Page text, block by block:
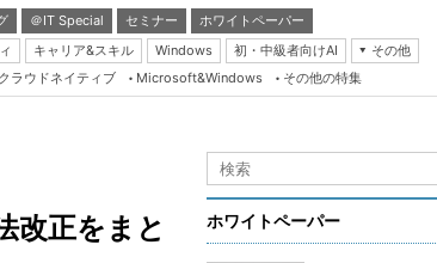
＠IT Special セミナー
ホワイトペーパー
キャリア&スキル Windows 初・中級者向けAI
その他
Server & Storage
Java Agile
クラウドネイティブ Microsoft&Windows その他の特集
改正をまと
ホワイトペーパー